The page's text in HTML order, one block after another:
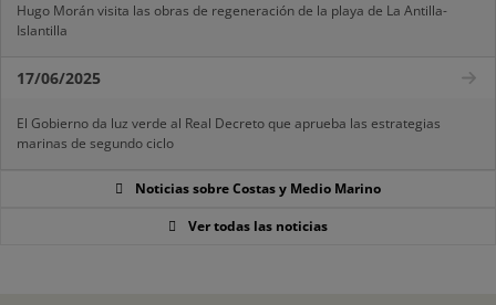
Hugo Morán visita las obras de regeneración de la playa de La Antilla-
Islantilla
17/06/2025
El Gobierno da luz verde al Real Decreto que aprueba las estrategias
marinas de segundo ciclo
Noticias sobre Costas y Medio Marino
Ver todas las noticias